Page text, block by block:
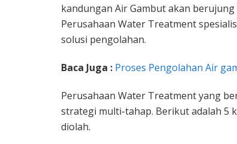
kandungan Air Gambut akan berujung
Perusahaan Water Treatment
solusi pengolahan.
Baca Juga : Proses Pengolahan Air
Perusahaan Water Treatment yang
strategi multi-tahap. Berikut adalah 5
diolah.